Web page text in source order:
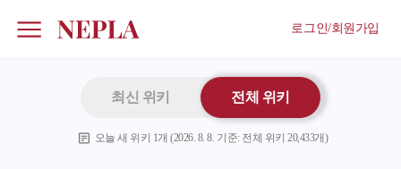
로그인/회원가입
최신 위키 전체 위키
오늘 새 위키 1개 (2026. 8. 8. 기준: 전체 위키20,433개)